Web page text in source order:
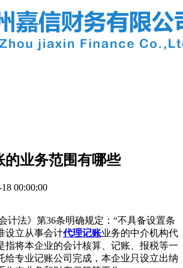
的业务范围有哪些
00:00:00
计法》第36条明确规定：“不具备设置条
设立从事会计代理记账业务的中介机构代
指将本企业的会计核算、记账、报税等一
给专业记账公司完成，本企业只设立出纳